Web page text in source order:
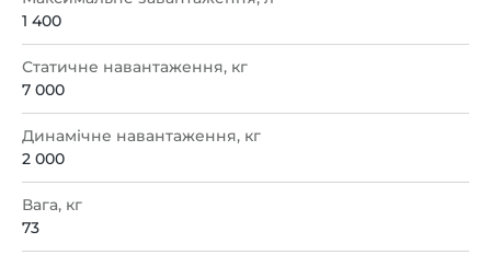
1 400
Статичне навантаження, кг
7 000
Динамічне навантаження, кг
2 000
Вага, кг
73